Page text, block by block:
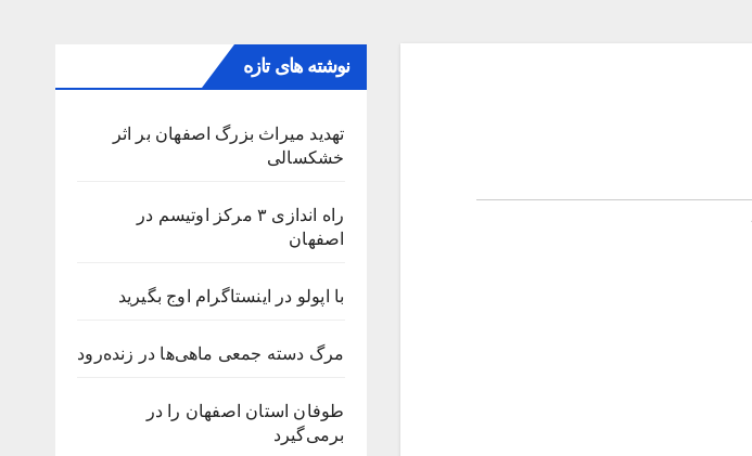
نوشته های تازه
تهدید میراث بزرگ اصفهان بر اثر
خشکسالی
راه اندازی ۳ مرکز اوتیسم در
اصفهان
با اپولو در اینستاگرام اوج بگیرید
مرگ دسته جمعی ماهی‌ها در زنده‌رود
طوفان استان اصفهان را در
برمی‌گیرد‌